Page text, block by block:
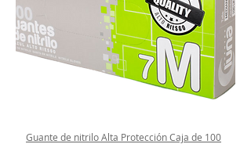
Guante de nitrilo Alta Protección Caja de 100